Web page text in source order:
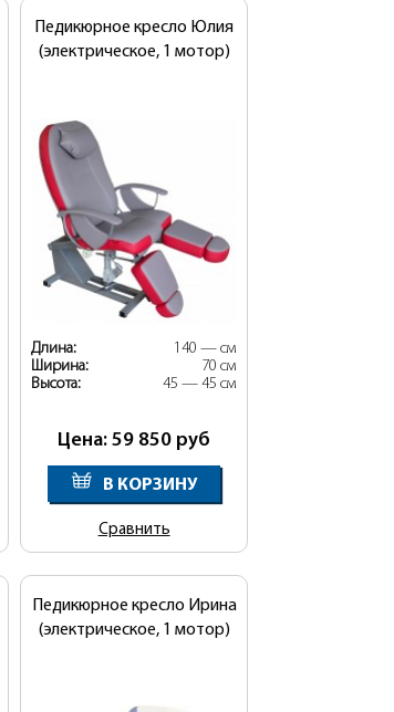
Педикюрное кресло Юлия
(электрическое, 1 мотор)
Длина:
140 — см
Ширина:
70 см
Высота:
45 — 45 см
Цена: 59 850 руб
В КОРЗИНУ
Сравнить
Педикюрное кресло Ирина
(электрическое, 1 мотор)